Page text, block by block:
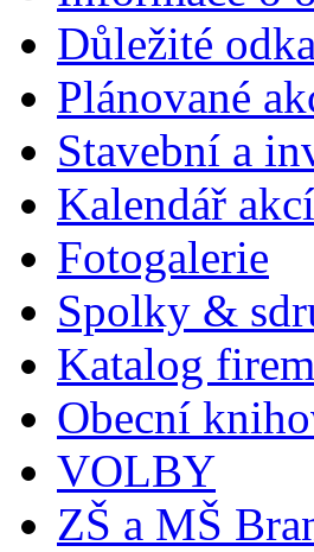
Důležité
Plánované
Stavební a
Kalendář akcí
Fotogalerie
Spolky &
Katalog
Obecní
VOLBY
ZŠ a MŠ